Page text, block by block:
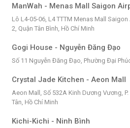
ManWah - Menas Mall Saigon
Lô L4-05-06, L4 TTTM Menas Mall
2, Quận Tân Bình, Hồ Chí Minh
Gogi House - Nguyễn Đăng Đạo
Số 11 Nguyễn Đăng Đạo, Phường Đại
Crystal Jade Kitchen - Aeon Mall
Aeon Mall, Số 532A Kinh Dương Vương,
Tân, Hồ Chí Minh
Kichi-Kichi - Ninh Bình